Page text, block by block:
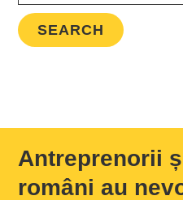
Antreprenorii
români au